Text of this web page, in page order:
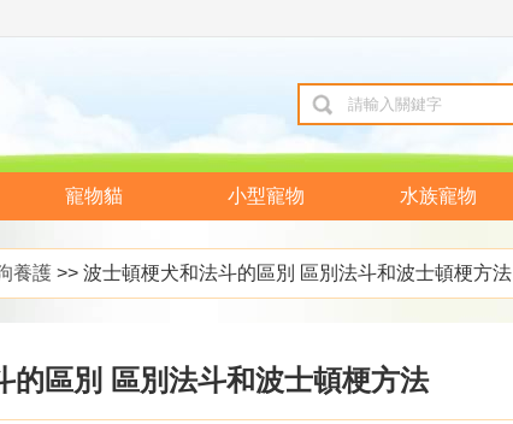
寵物貓 小型寵物 水族寵物
養護 >> 波士頓梗犬和法斗的區別 區別法斗和波士頓梗方法
的區別 區別法斗和波士頓梗方法